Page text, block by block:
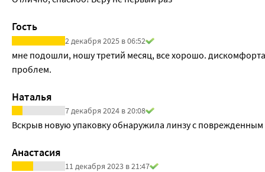
Метод изготовления: литьё
Это гидрогелевый материал I группы по классификации
Благодаря ему линзы:
-обладают высокой прочностью;
-имеют стабильные оптические параметры;
ОСОБЕННОСТИ И ПРЕИМУЩЕСТВА
-Благодаря сверхтонкому краю линзы ее легко надевать,
-Высокая газопроницаемость не дает глазам пересыхать,
-Линзы Офтальмикс Баттерфляй CLEAR обладают идеально
оболочкой особо важно, чтобы изделия не причиняли
Гость
2 декабря 2025 в 06:52
мне подошли, ношу третий месяц, все хорошо.
проблем.
Наталья
7 декабря 2024 в 20:08
Вскрыв новую упаковку обнаружила линзу с
Анастасия
11 декабря 2023 в 21:47